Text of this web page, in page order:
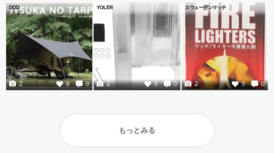
DOD
8 0
2
YOLER
5 0
2
スウェーデンマッチ
5 0
2
もっとみる